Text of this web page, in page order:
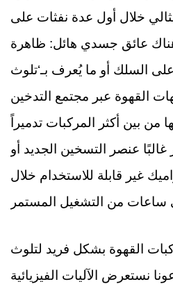
خلال أول عدة نفثات على
هناك عائق جسدي هائل: ظاهرة
السلك أو ما يُعرف بـ‘تلوث
القهوة عبر مجتمع التدخين
من بين أكثر المركبات تدميراً
عنصر التسخين الجديد أو
غير قابلة للاستخدام خلال
القهوة بشكل فريد لتلوث
نستعرض الآليات الفيزيائية